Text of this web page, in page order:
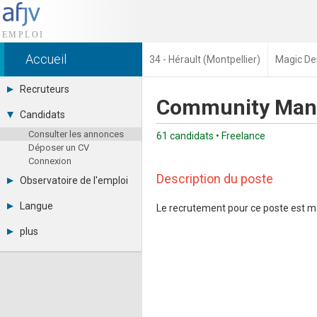
Accueil 34 - Hérault (Montpellier) Magic
Recruteurs
Déposer une annonce
Tarifs
Interface recruteur
Candidats
Consulter les annonces
Déposer un CV
Connexion
Observatoire de l'emploi
Par métier
Par contrat
Langue
Español
plus
Actualités
Community
61 candidats • Freelance
Description du poste
Le recrutement pour ce poste est